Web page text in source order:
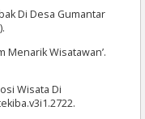
Di Desa Gumantar
Menarik Wisatawan’.
Wisata Di